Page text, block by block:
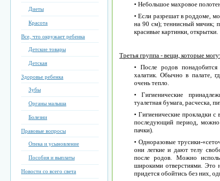
Диеты
Красота
Все, что окружает ребенка
Детские товары
Детская
Здоровье ребенка
Зубы
Органы малыша
Болезни
Правовые вопросы
Опека и усыновление
Пособия и выплаты
Новости со всего света
• Небольшое махровое
• Если разрешат в роддоме,
на 90 см); теннисный мячик;
красивые картинки, открытки.
Третья группа - вещи, которые
• После родов
халатик. Обычно в палате,
очень тепло.
• Гигиенические
туалетная бумага, расческа,
• Гигиенические прокладки
последующий период,
пачки).
• Одноразовые трусики-
они легкие и дают телу
после родов. Можно
широкими отверстиями. Это
придется обойтись без них,